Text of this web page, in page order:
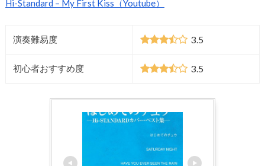
Hi-Standard – My First Kiss（Youtube）
演奏難易度 3.5
初心者おすすめ度 3.5